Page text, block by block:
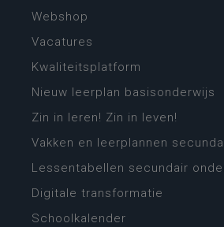
Webshop
Vacatures
Kwaliteitsplatform
Nieuw leerplan basisonderwijs
Zin in leren! Zin in leven!
Vakken en leerplannen
Lessentabellen secundair
Digitale transformatie
Schoolkalender